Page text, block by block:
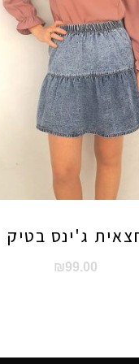
ג'ינס בטיק
₪99.00